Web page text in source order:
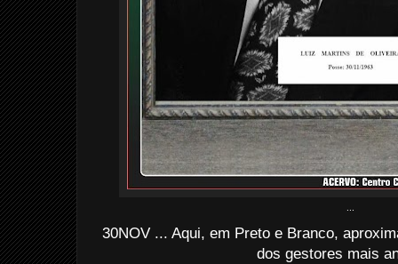
30NOV ... Aqui, em Preto e Branco,
dos gestores mais